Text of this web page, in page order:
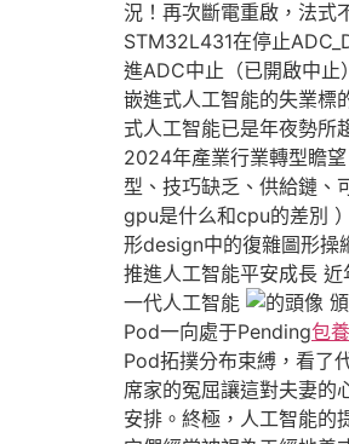
況！再次斷電重啟，法
STM32L431在停止
進ADC中止（已開啟中止）
嵌進式人工智能的失業標
式人工智能已是年夜勢所
2024年產業行業轉型瞻
型、技巧缺乏、供給鏈
gpu是什么和cpu的差別
形design中的復雜圖形操
推進人工智能平安成長
一代人工智能
Pod一向處于Pending包
Pod拓撲分布束縛，看了
席家的冤屈讓這對夫妻的
安排。終極，人工智能的